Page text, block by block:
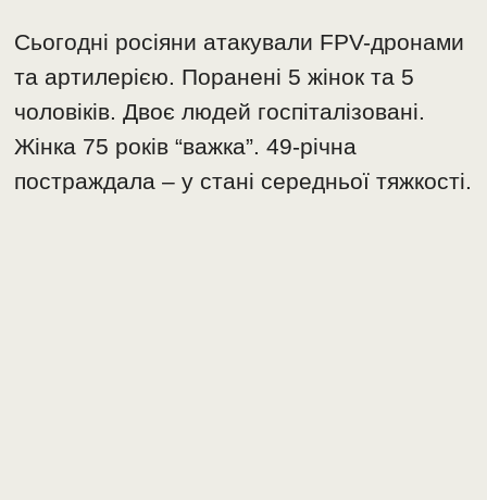
Сьогодні росіяни атакували FPV-дронами
та артилерією. Поранені 5 жінок та 5
чоловіків. Двоє людей госпіталізовані.
Жінка 75 років “важка”. 49-річна
постраждала – у стані середньої тяжкості.